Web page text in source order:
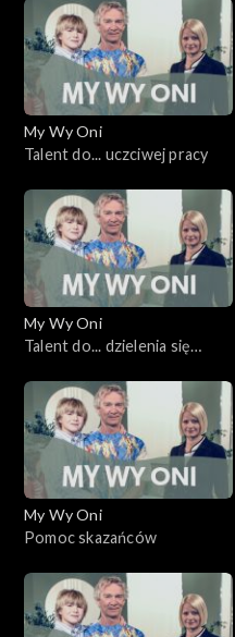
My Wy Oni
Talent do... uczciwej pracy
My Wy Oni
Talent do... dzielenia się
My Wy Oni
Pomoc skazańców